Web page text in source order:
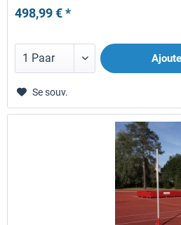
498,99 € *
Se souv.